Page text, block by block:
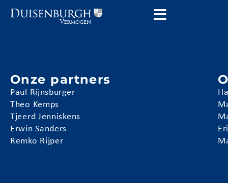
Onze partners
Paul Rijnsburger
Theo Kemps
Tjeerd Jenniskens
Erwin Sanders
Remko Rijper